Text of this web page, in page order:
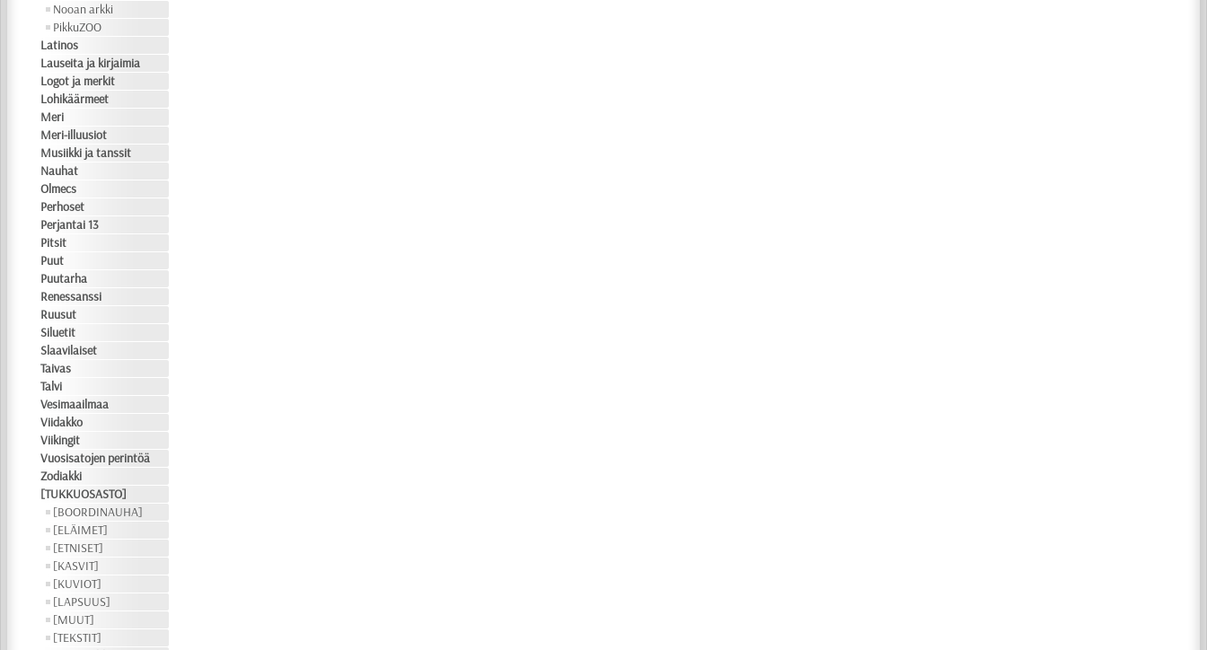
Nooan arkki
PikkuZOO
Latinos
Lauseita ja kirjaimia
Logot ja merkit
Lohikäärmeet
Meri
Meri-illuusiot
Musiikki ja tanssit
Nauhat
Olmecs
Perhoset
Perjantai 13
Pitsit
Puut
Puutarha
Renessanssi
Ruusut
Siluetit
Slaavilaiset
Taivas
Talvi
Vesimaailmaa
Viidakko
Viikingit
Vuosisatojen perintöä
Zodiakki
[TUKKUOSASTO]
[BOORDINAUHA]
[ELÄIMET]
[ETNISET]
[KASVIT]
[KUVIOT]
[LAPSUUS]
[MUUT]
[TEKSTIT]